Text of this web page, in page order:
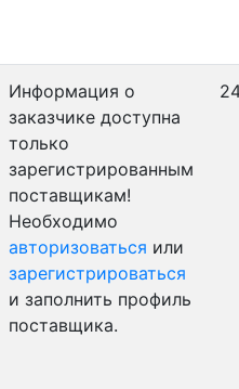
Информация о
заказчике доступна
только
зарегистрированным
поставщикам!
Необходимо
авторизоваться или
зарегистрироваться
и заполнить профиль
поставщика.